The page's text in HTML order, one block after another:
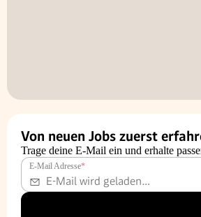
Von neuen Jobs zuerst
Trage deine E-Mail ein und erhalte
E-Mail Adresse*